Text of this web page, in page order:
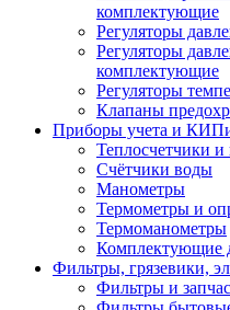
комплектующие
Регуляторы
Регуляторы
комплектующие
Регуляторы
Клапаны
Приборы учета и
Теплосчетчики
Счётчики воды
Манометры
Термометры и
Термоманометры
Фильтры, грязевики,
Фильтры и